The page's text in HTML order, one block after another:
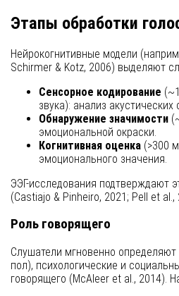
Этапы обработки
Нейрокогнитивные модели
Schirmer & Kotz, 2006) выделяют
Сенсорное кодирование
звука): анализ акустических
Обнаружение значимости
эмоциональной окраски.
Когнитивная оценка (>300
эмоционального значения.
ЭЭГ-исследования подтверждают
(Castiajo & Pinheiro, 2021; Pell et al.,
Роль говорящего
Слушатели мгновенно
пол), психологические и
говорящего (McAleer et al., 2014).